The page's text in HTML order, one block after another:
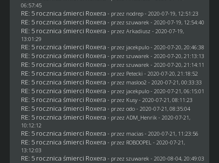
06:57:45
RE: 5 rocznica śmierci Roxera - przez nodrep- 2020-07-19, 12:51:23
RE: 5 rocznica śmierci Roxera - przez szuwarek- 2020-07-19, 12:54:40
RE: 5 rocznica śmierci Roxera - przez Arkadiusz - 2020-07-19,
13:01:29
RE: 5 rocznica śmierci Roxera - przez jacekpulo- 2020-07-20, 20:46:38
RE: 5 rocznica śmierci Roxera - przez szuwarek- 2020-07-20, 21:13:13
RE: 5 rocznica śmierci Roxera - przez szuwarek- 2020-07-20, 21:14:11
RE: 5 rocznica śmierci Roxera - przez Petecki - 2020-07-20, 21:18:52
RE: 5 rocznica śmierci Roxera - przez masloo2 - 2020-07-21, 00:33:33
RE: 5 rocznica śmierci Roxera - przez jacekpulo- 2020-07-21, 06:15:01
RE: 5 rocznica śmierci Roxera - przez Kusy- 2020-07-21, 08:11:23
RE: 5 rocznica śmierci Roxera - przez odo- 2020-07-21, 08:35:04
RE: 5 rocznica śmierci Roxera - przez ADM_Henrik- 2020-07-21,
10:12:12
RE: 5 rocznica śmierci Roxera - przez macias- 2020-07-21, 11:23:56
RE: 5 rocznica śmierci Roxera - przez ROBOOPEL- 2020-07-21,
13:12:03
RE: 5 rocznica śmierci Roxera - przez szuwarek- 2020-08-04, 20:49:03